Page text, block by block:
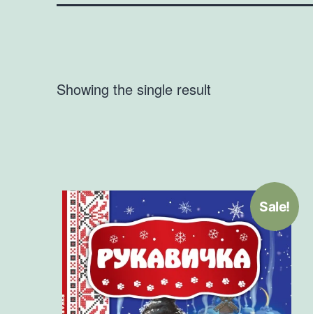
Showing the single result
Sale!